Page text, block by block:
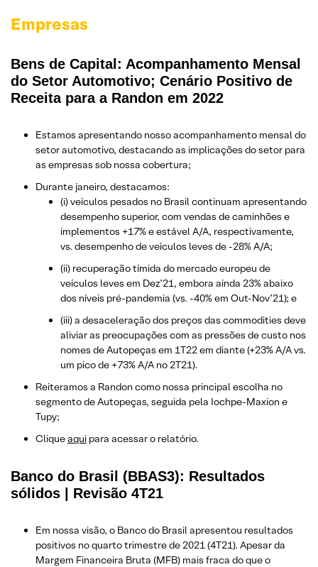
Empresas
Bens de Capital: Acompanhamento Mensal
do Setor Automotivo; Cenário Positivo de
Receita para a Randon em 2022
Estamos apresentando nosso acompanhamento mensal do
setor automotivo, destacando as implicações do setor para
as empresas sob nossa cobertura;
Durante janeiro, destacamos:
(i) veículos pesados no Brasil continuam apresentando
desempenho superior, com vendas de caminhões e
implementos +17% e estável A/A, respectivamente,
vs. desempenho de veículos leves de -28% A/A;
(ii) recuperação tímida do mercado europeu de
veículos leves em Dez’21, embora ainda 23% abaixo
dos níveis pré-pandemia (vs. -40% em Out-Nov’21); e
(iii) a desaceleração dos preços das commodities deve
aliviar as preocupações com as pressões de custo nos
nomes de Autopeças em 1T22 em diante (+23% A/A vs.
um pico de +73% A/A no 2T21).
Reiteramos a Randon como nossa principal escolha no
segmento de Autopeças, seguida pela Iochpe-Maxion e
Tupy;
Cliqueaqui para acessar o relatório.
Banco do Brasil (BBAS3): Resultados
sólidos | Revisão 4T21
Em nossa visão, o Banco do Brasil apresentou resultados
positivos no quarto trimestre de 2021 (4T21). Apesar da
Margem Financeira Bruta (MFB) mais fraca do que o